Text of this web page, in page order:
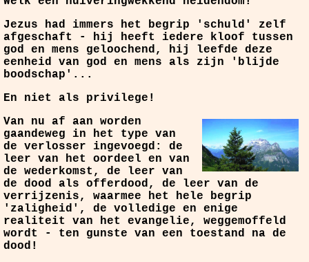
Jezus had immers het begrip 'schuld' zelf
afgeschaft - hij heeft iedere kloof tussen
god en mens geloochend, hij leefde deze
eenheid van god en mens als zijn 'blijde
boodschap'...
En niet als privilege!
Van nu af aan worden
gaandeweg in het type van
de verlosser ingevoegd: de
leer van het oordeel en van
de wederkomst, de leer van
de dood als offerdood, de leer van de
verrijzenis, waarmee het hele begrip
'zaligheid', de volledige en enige
realiteit van het evangelie, weggemoffeld
wordt - ten gunste van een toestand na de
dood!